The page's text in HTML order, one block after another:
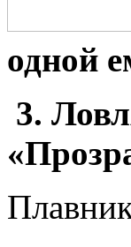
одной
3.